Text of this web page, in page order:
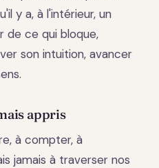
y a, à l'intérieur, un
de ce qui bloque,
son intuition, avancer
appris
à compter, à
jamais à traverser nos